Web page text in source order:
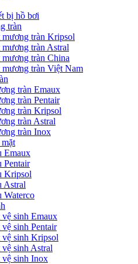
bị hồ bơi
tràn
mương tràn Kripsol
tràn Astral
tràn China
mương tràn Việt Nam
tràn Emaux
tràn Pentair
tràn Kripsol
tràn Astral
tràn Inox
Emaux
Pentair
Kripsol
Astral
Waterco
sinh Emaux
sinh Pentair
vệ sinh Kripsol
sinh Astral
vệ sinh Inox